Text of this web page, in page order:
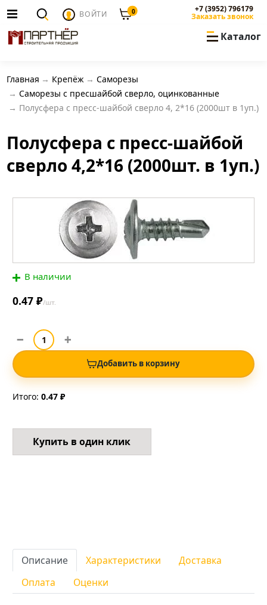
ВОЙТИ 0 +7 (3952) 796179
Заказать звонок
Каталог
Главная Крепёж
Саморезы
Саморезы с пресшайбой сверло, оцинкованные
Полусфера с пресс-шайбой сверло 4, 2*16 (2000шт в 1уп.)
Полусфера с пресс-шайбой
сверло 4,2*16 (2000шт. в 1уп.)
В наличии
0.47 ₽/шт.
Добавить в корзину
Итого: 0.47 ₽
Купить в один клик
Описание Характеристики
Доставка
Оплата
Оценки